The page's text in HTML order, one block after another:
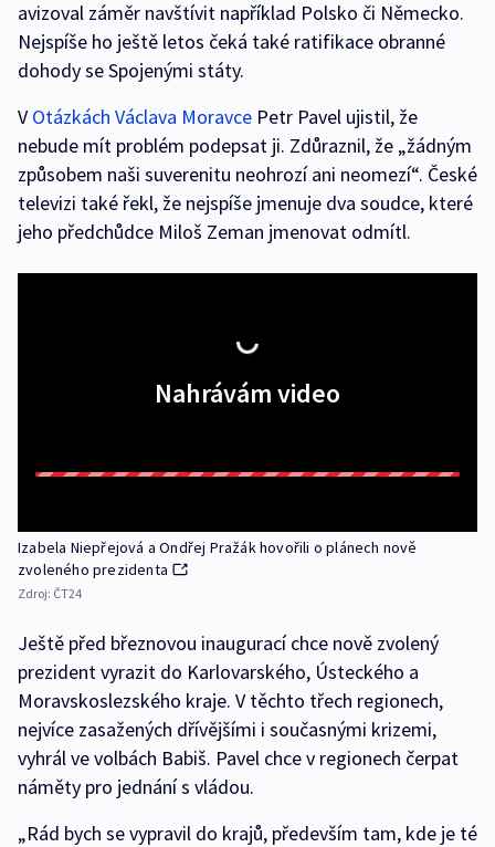
avizoval záměr navštívit například Polsko či Německo.
Nejspíše ho ještě letos čeká také ratifikace obranné
dohody se Spojenými státy.
VOtázkách Václava Moravce Petr Pavel ujistil, že
nebude mít problém podepsat ji. Zdůraznil, že „žádným
způsobem naši suverenitu neohrozí ani neomezí“. České
televizi také řekl, že nejspíše jmenuje dva soudce, které
jeho předchůdce Miloš Zeman jmenovat odmítl.
Nahrávám video
Izabela Niepřejová a Ondřej Pražák hovořili o plánech nově
zvoleného prezidenta
Zdroj: ČT24
Ještě před březnovou inaugurací chce nově zvolený
prezident vyrazit do Karlovarského, Ústeckého a
Moravskoslezského kraje. V těchto třech regionech,
nejvíce zasažených dřívějšími i současnými krizemi,
vyhrál ve volbách Babiš. Pavel chce v regionech čerpat
náměty pro jednání s vládou.
„Rád bych se vypravil do krajů, především tam, kde je té